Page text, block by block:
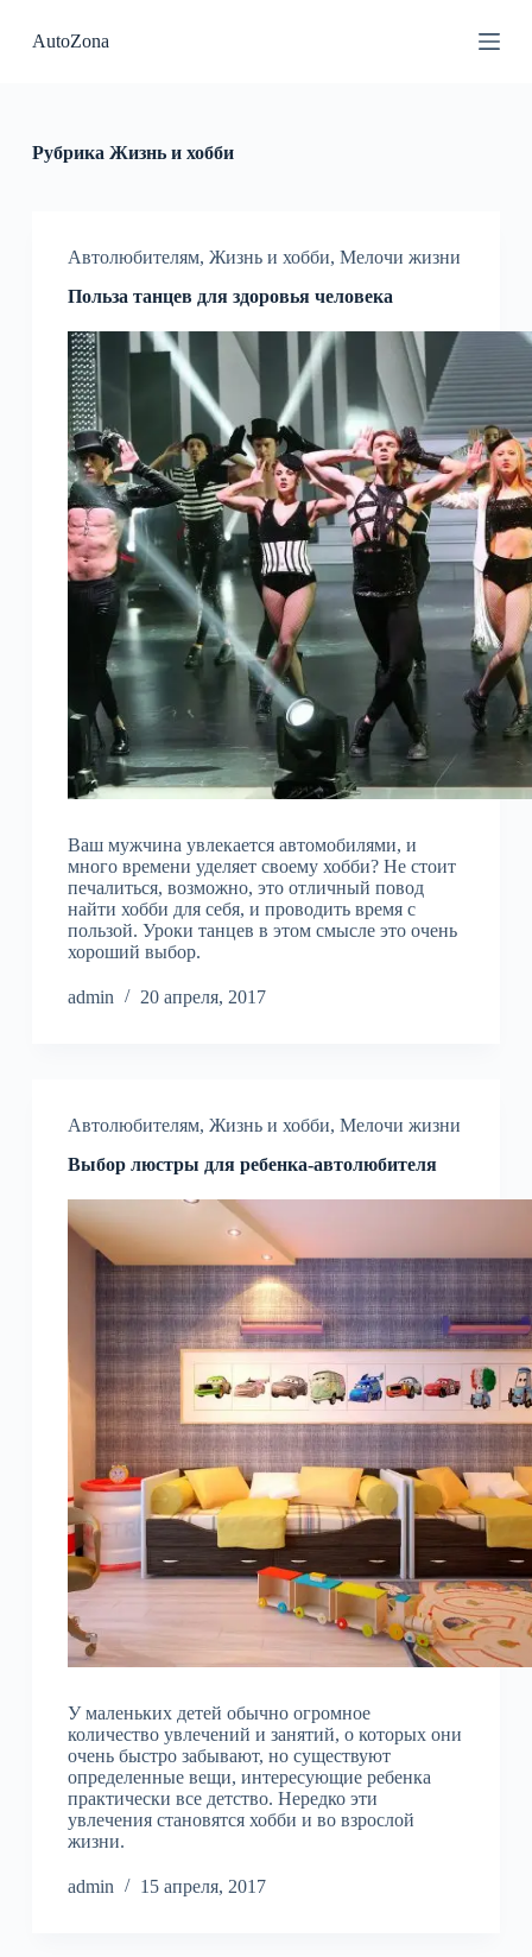
и
AutoZona
Рубрика Жизнь и хобби
Автолюбителям, Жизнь и хобби, Мелочи жизни
Польза танцев для здоровья человека
Ваш мужчина увлекается автомобилями, и
много времени уделяет своему хобби? Не стоит
печалиться, возможно, это отличный повод
найти хобби для себя, и проводить время с
пользой. Уроки танцев в этом смысле это очень
хороший выбор.
admin 20 апреля, 2017
Автолюбителям, Жизнь и хобби, Мелочи жизни
Выбор люстры для ребенка-автолюбителя
У маленьких детей обычно огромное
количество увлечений и занятий, о которых они
очень быстро забывают, но существуют
определенные вещи, интересующие ребенка
практически все детство. Нередко эти
увлечения становятся хобби и во взрослой
жизни.
admin 15 апреля, 2017